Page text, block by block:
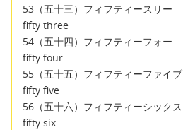
53（五十三）フィフティースリー
fifty three
54（五十四）フィフティーフォー
fifty four
55（五十五）フィフティーファイブ
fifty five
56（五十六）フィフティーシックス
fifty six